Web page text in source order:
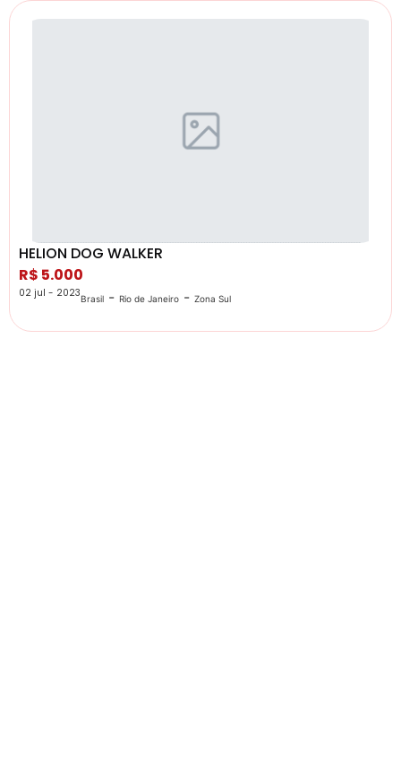
HELION DOG WALKER
R$ 5.000
02 jul - 2023Brasil - Rio de Janeiro - Zona Sul